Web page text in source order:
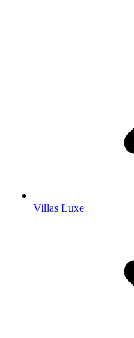
Villas Luxe